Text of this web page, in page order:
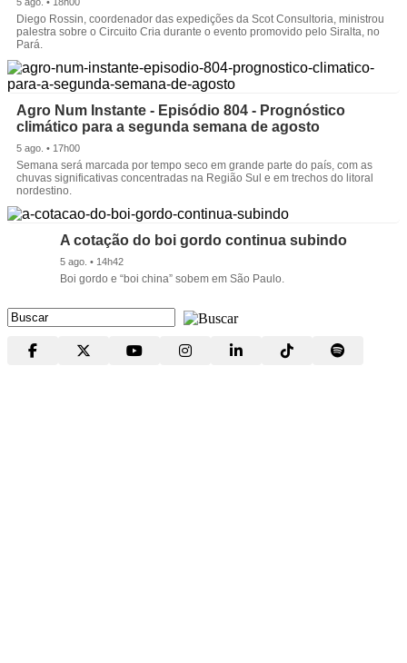
Diego Rossin, coordenador das expedições da Scot Consultoria, ministrou
palestra sobre o Circuito Cria durante o evento promovido pelo Siralta, no
Pará.
Agro Num Instante - Episódio 804 - Prognóstico
climático para a segunda semana de agosto
5 ago. • 17h00
Semana será marcada por tempo seco em grande parte do país, com as
chuvas significativas concentradas na Região Sul e em trechos do litoral
nordestino.
A cotação do boi gordo continua subindo
5 ago. • 14h42
Boi gordo e “boi china” sobem em São Paulo.